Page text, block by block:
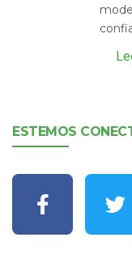
ESTEMOS